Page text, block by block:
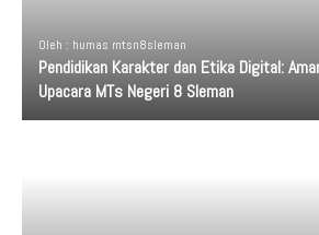
Oleh : humas mtsn8sleman
Pendidikan Karakter dan Etika Digital:
Upacara MTs Negeri 8 Sleman